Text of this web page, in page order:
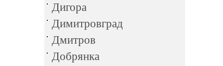
Дигора
Димитровград
Дмитров
Добрянка